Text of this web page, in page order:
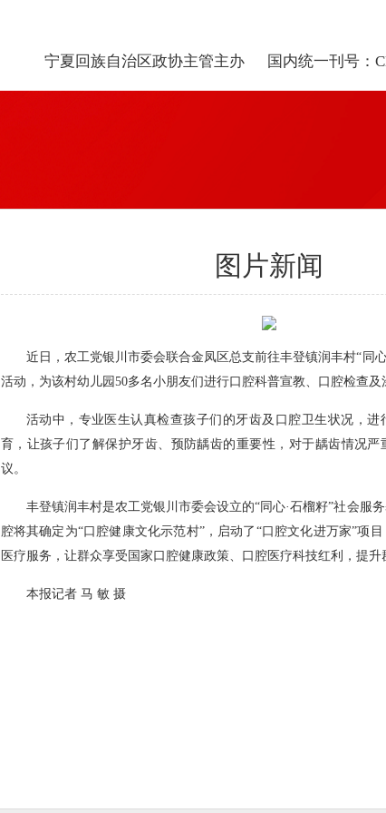
宁夏回族自治区政协主管主办 国内统一刊号：
图片新闻
近日，农工党银川市委会联合金凤区总支前往丰登镇润丰村“同
活动，为该村幼儿园50多名小朋友们进行口腔科普宣教、口腔检查及
活动中，专业医生认真检查孩子们的牙齿及口腔卫生状况，进
育，让孩子们了解保护牙齿、预防龋齿的重要性，对于龋齿情况严
议。
丰登镇润丰村是农工党银川市委会设立的“同心·石榴籽”社会服
腔将其确定为“口腔健康文化示范村”，启动了“口腔文化进万家”项
医疗服务，让群众享受国家口腔健康政策、口腔医疗科技红利，提升
本报记者 马 敏 摄